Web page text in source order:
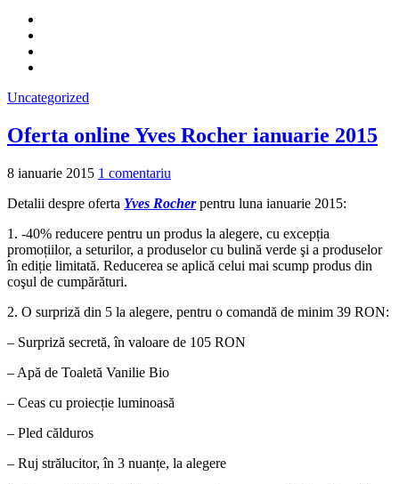
Uncategorized
Oferta online Yves Rocher ianuarie 2015
8 ianuarie 2015 1 comentariu
Detalii despre oferta Yves Rocherpentru luna ianuarie 2015:
1. -40% reducere pentru un produs la alegere, cu excepția
promoțiilor, a seturilor, a produselor cu bulină verde şi a produselor
în ediție limitată. Reducerea se aplică celui mai scump produs din
coşul de cumpărături.
2. O surpriză din 5 la alegere, pentru o comandă de minim 39 RON:
– Surpriză secretă, în valoare de 105 RON
– Apă de Toaletă Vanilie Bio
– Ceas cu proiecție luminoasă
– Pled călduros
– Ruj strălucitor, în 3 nuanțe, la alegere